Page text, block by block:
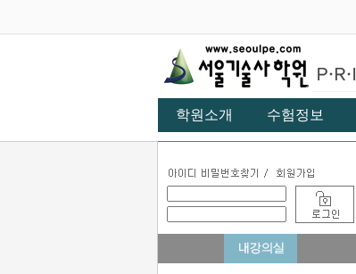
학원소개 수험정보